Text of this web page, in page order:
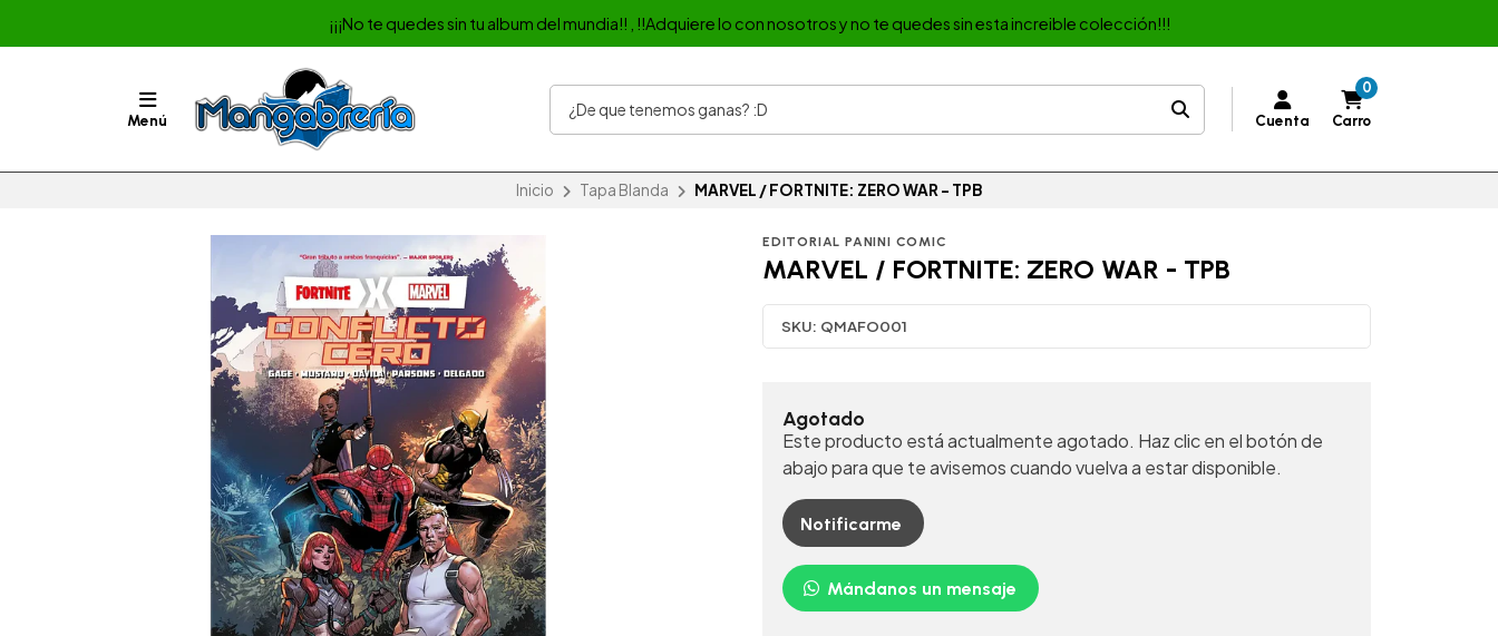
¡¡¡No te quedes sin tu album del mundia!! , !!Adquiere lo con nosotros y no te quedes sin esta increible colección!!!
Menú Cuenta
0
Carro
Inicio Tapa Blanda MARVEL / FORTNITE: ZERO WAR - TPB
EDITORIAL PANINI COMIC
MARVEL / FORTNITE: ZERO WAR - TPB
SKU: QMAFO001
Agotado
Este producto está actualmente agotado. Haz clic en el botón de
abajo para que te avisemos cuando vuelva a estar disponible.
Notificarme
Mándanos un mensaje